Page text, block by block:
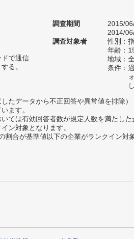
で通信
る。
調査期間
2015/
2014/
調査対象者
性別：
年齢：
地域：
条件：
たデータから不正回答や異常値を排除）
ます。
ては有効回答者数が規定人数を満たし
ン対象となります。
合が基準値以下の企業がランクイン対